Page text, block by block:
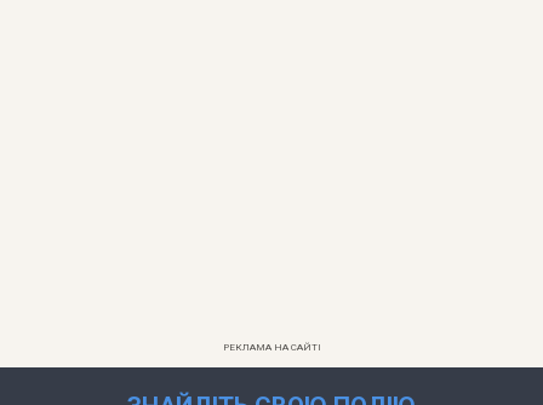
РЕКЛАМА НА САЙТІ